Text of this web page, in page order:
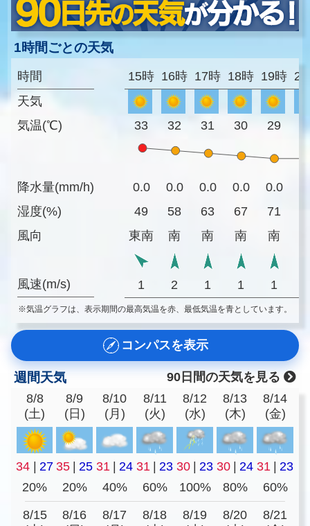
1時間ごとの天気
時間
天気
気温(℃)
降水量(mm/h)
湿度(%)
風向
風速(m/s)
15時 16時 17時 18時 19時
33 32 31 30 29
0.0 0.0 0.0 0.0 0.0
49
58 63 67 71
東南
南 南 南 南
1 2 1 1 1
※気温グラフは、表示期間の最高気温を赤、最低気温を青としています。
コンパスを表示
週間天気
90日間の天気を見る
8/8
(土)
8/9
(日)
8/10
(月)
8/11
(火)
8/12
(水)
8/13
(木)
8/14
(金)
34 | 27 35 | 25 31 | 24 31 | 23 30 | 23 30 | 24 31 | 23
20%
20% 40% 60% 100% 80% 60%
8/15
8/16
8/17
8/18
8/19
8/20
8/21